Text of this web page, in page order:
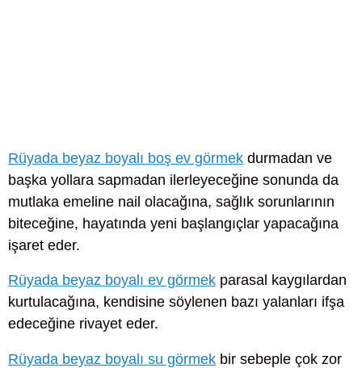
Rüyada beyaz boyalı boş ev görmek durmadan ve
başka yollara sapmadan ilerleyeceğine sonunda da
mutlaka emeline nail olacağına, sağlık sorunlarının
biteceğine, hayatında yeni başlangıçlar yapacağına
işaret eder.
Rüyada beyaz boyalı ev görmek parasal kaygılardan
kurtulacağına, kendisine söylenen bazı yalanları ifşa
edeceğine rivayet eder.
Rüyada beyaz boyalı su görmek bir sebeple çok zor